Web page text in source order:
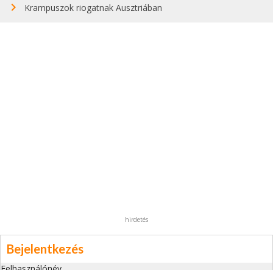
Krampuszok riogatnak Ausztriában
hirdetés
Bejelentkezés